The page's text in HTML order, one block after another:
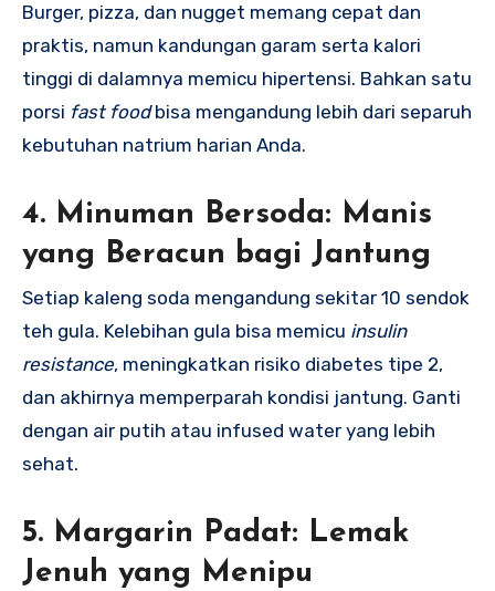
Burger, pizza, dan nugget memang cepat dan
praktis, namun kandungan garam serta kalori
tinggi di dalamnya memicu hipertensi. Bahkan satu
porsi fast foodbisa mengandung lebih dari separuh
kebutuhan natrium harian Anda.
4. Minuman Bersoda: Manis
yang Beracun bagi Jantung
Setiap kaleng soda mengandung sekitar 10 sendok
teh gula. Kelebihan gula bisa memicu insulin
resistance, meningkatkan risiko diabetes tipe 2,
dan akhirnya memperparah kondisi jantung. Ganti
dengan air putih atau infused water yang lebih
sehat.
5. Margarin Padat: Lemak
Jenuh yang Menipu